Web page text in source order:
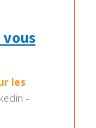
vous
les
-